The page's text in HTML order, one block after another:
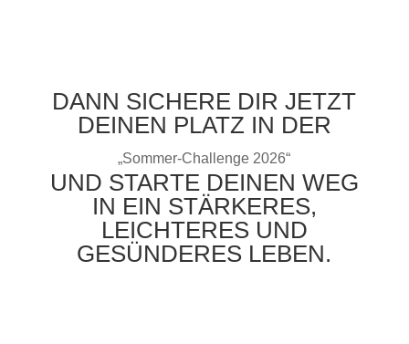
DANN SICHERE DIR JETZT
DEINEN PLATZ IN DER
„Sommer-Challenge 2026“
UND STARTE DEINEN WEG
IN EIN STÄRKERES,
LEICHTERES UND
GESÜNDERES LEBEN.